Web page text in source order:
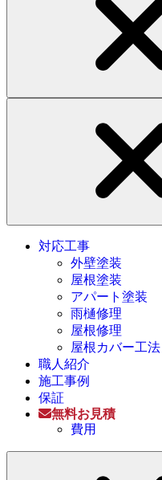
対応工事
外壁塗装
屋根塗装
アパート塗装
雨樋修理
屋根修理
屋根カバー工法
職人紹介
施工事例
保証
無料お見積
費用